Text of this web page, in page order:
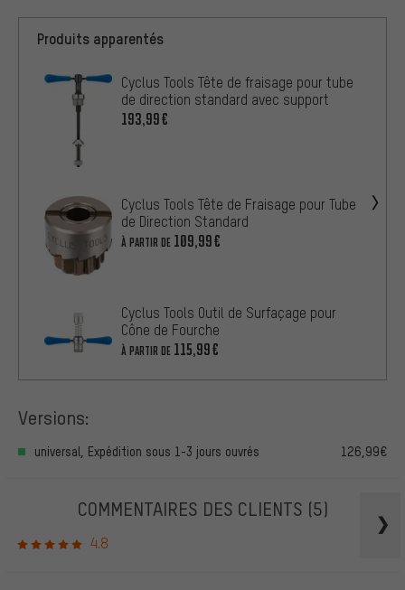
Produits apparentés
Cyclus Tools Tête de fraisage pour tube
de direction standard avec support
193,99€
Cyclus Tools Tête de Fraisage pour Tube
de Direction Standard
À PARTIR DE 109,99€
Cyclus Tools Outil de Surfaçage pour
Cône de Fourche
À PARTIR DE 115,99€
Versions:
universal, Expédition sous 1-3 jours ouvrés 126,99€
COMMENTAIRES DES CLIENTS (5)
4.8